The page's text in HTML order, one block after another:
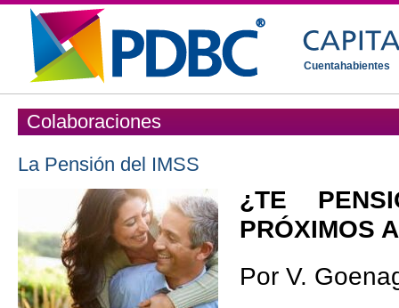
Cuentahabientes
Colaboraciones
La Pensión del IMSS
¿TE
PRÓXIMOS
Por V.